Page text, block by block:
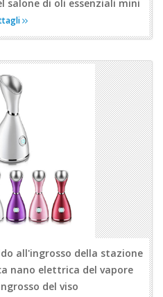
salone di oli essenziali mini
all'ingrosso della stazione
nano elettrica del vapore
del viso